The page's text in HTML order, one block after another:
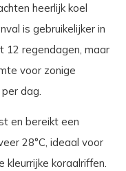
heerlijk koel
is gebruikelijker in
12 regendagen, maar
voor zonige
dag.
en bereikt een
28°C, ideaal voor
kleurrijke koraalriffen.